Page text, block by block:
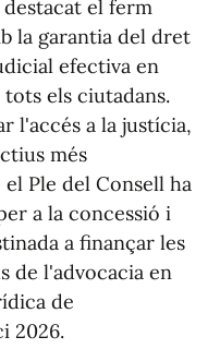
destacat el ferm
la garantia del dret
efectiva en
els ciutadans.
l'accés a la justícia,
més
Ple del Consell ha
a la concessió i
a finançar les
de l'advocacia en
de
2026.